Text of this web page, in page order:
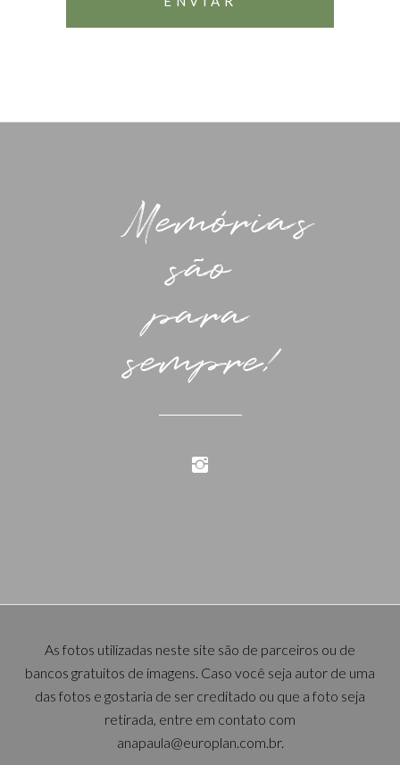
Memórias
são
para
sempre!
As fotos utilizadas neste site são de parceiros ou de
bancos gratuitos de imagens. Caso você seja autor de uma
das fotos e gostaria de ser creditado ou que a foto seja
retirada, entre em contato com
anapaula@europlan.com.br.